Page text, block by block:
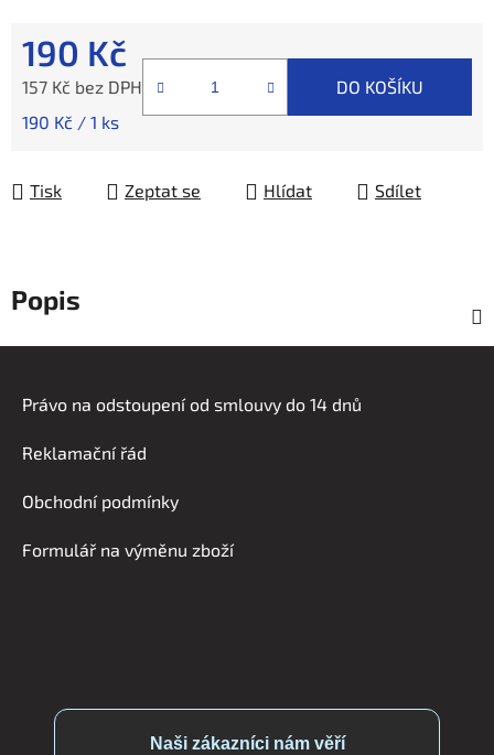
190 Kč
157 Kč bez DPH
Měrná cena:
190 Kč / 1 ks
DO KOŠÍKU
Tisk Zeptat se Hlídat Sdílet
Popis
Právo na odstoupení od smlouvy do 14 dnů
Reklamační řád
Obchodní podmínky
Formulář na výměnu zboží
Naši zákazníci nám věří